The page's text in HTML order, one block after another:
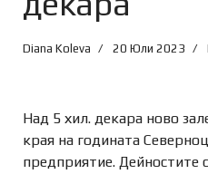
Diana Koleva 20 Юли 2023
Над 5 хил. декара ново
края на годината
предприятие. Дейностите